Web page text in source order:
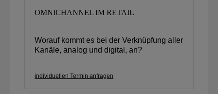
OMNICHANNEL IM RETAIL
Worauf kommt es bei der Verknüpfung aller
Kanäle, analog und digital, an?
individuellen Termin anfragen